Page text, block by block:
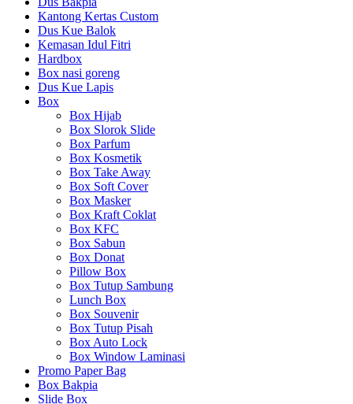
Kantong Kertas Custom
Dus Kue Balok
Kemasan Idul Fitri
Hardbox
Box nasi goreng
Dus Kue Lapis
Box
Box Hijab
Box Slorok Slide
Box Parfum
Box Kosmetik
Box Take Away
Box Soft Cover
Box Masker
Box Kraft Coklat
Box KFC
Box Sabun
Box Donat
Pillow Box
Box Tutup Sambung
Lunch Box
Box Souvenir
Box Tutup Pisah
Box Auto Lock
Box Window Laminasi
Promo Paper Bag
Box Bakpia
Slide Box